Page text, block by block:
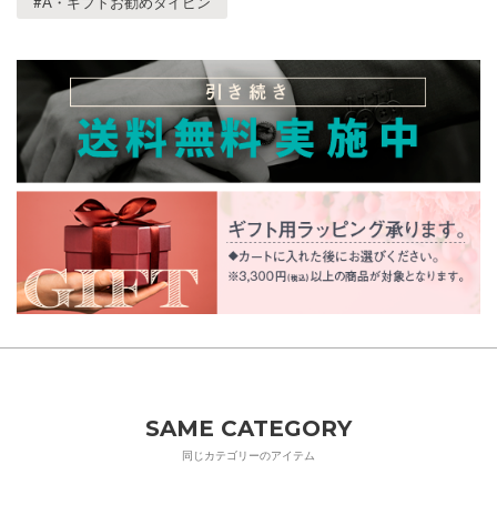
SAME CATEGORY
同じカテゴリーのアイテム